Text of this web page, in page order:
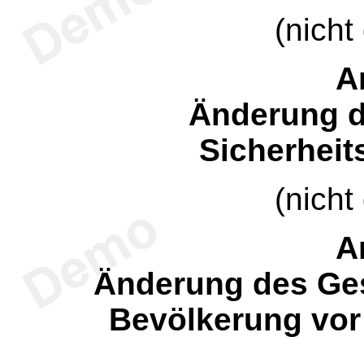
(nicht
Änderung
(nicht
Änderung des
Bevölkerung